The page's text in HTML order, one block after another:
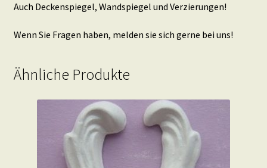
Auch Deckenspiegel, Wandspiegel und Verzierungen!
Wenn Sie Fragen haben, melden sie sich gerne bei uns!
Ähnliche Produkte